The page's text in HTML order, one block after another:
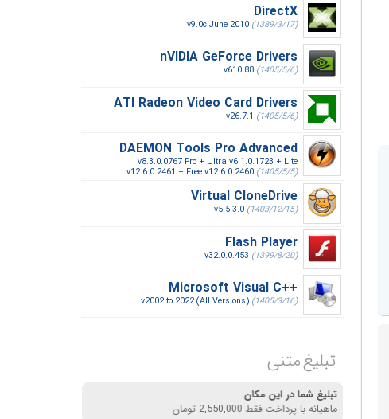
DirectX
v9.0c June 2010 (1389/3/17)
nVIDIA GeForce Drivers
v610.88 (1405/5/6)
ATI Radeon Video Card Drivers
v26.7.1 (1405/5/6)
DAEMON Tools Pro Advanced
v8.3.0.0767 Pro + Ultra v6.1.0.1723 + Lite
v12.6.0.2461 + Free v12.6.0.2460 (1405/5/5)
Virtual CloneDrive
v5.5.3.0 (1403/12/15)
Flash Player
v32.0.0.453 (1399/8/20)
Microsoft Visual C++‎
v2002 to 2022 (All Versions) (1405/3/16)
تبلیغ متنی
تبلیغ شما در این مکان
ماهیانه با پرداخت فقط 2,550,000 تومان